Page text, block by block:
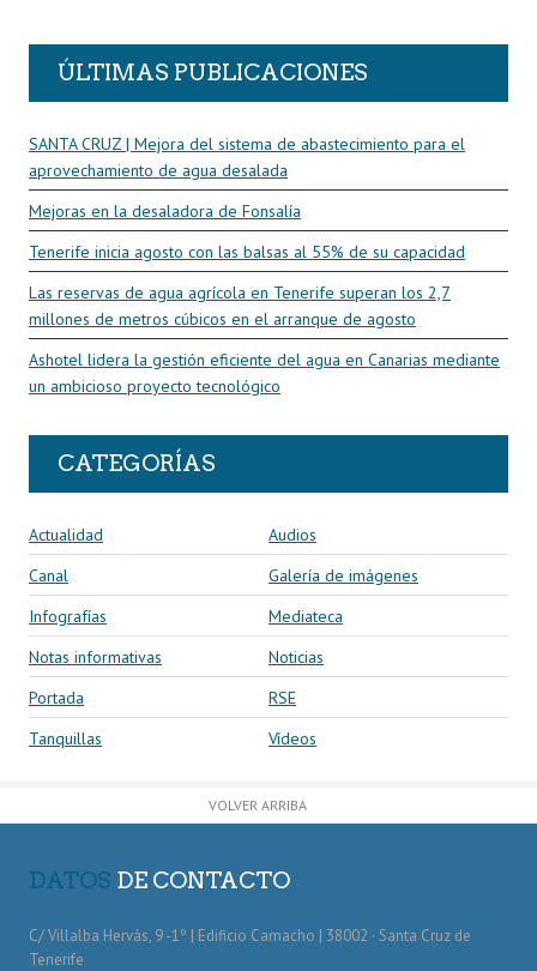
ÚLTIMAS PUBLICACIONES
SANTA CRUZ | Mejora del sistema de abastecimiento para el
aprovechamiento de agua desalada
Mejoras en la desaladora de Fonsalía
Tenerife inicia agosto con las balsas al 55% de su capacidad
Las reservas de agua agrícola en Tenerife superan los 2,7
millones de metros cúbicos en el arranque de agosto
Ashotel lidera la gestión eficiente del agua en Canarias mediante
un ambicioso proyecto tecnológico
CATEGORÍAS
Actualidad
Audios
Canal
Galería de imágenes
Infografías
Mediateca
Notas informativas
Noticias
Portada
RSE
Tanquillas
Vídeos
VOLVER ARRIBA
DATOS DE CONTACTO
C/ Villalba Hervás, 9 -1º | Edificio Camacho | 38002 · Santa Cruz de
Tenerife